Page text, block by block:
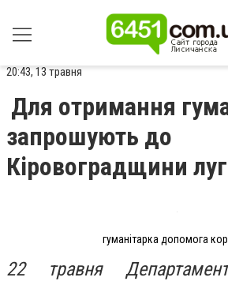
20:43, 13 травня
Для отримання
запрошують до
Кіровоградщини
гуманітарка допомога
22 травня